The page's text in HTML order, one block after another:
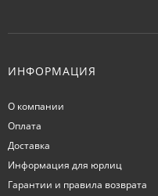
ИНФОРМАЦИЯ
О компании
Оплата
Доставка
Информация для юрлиц
Гарантии и правила возврата